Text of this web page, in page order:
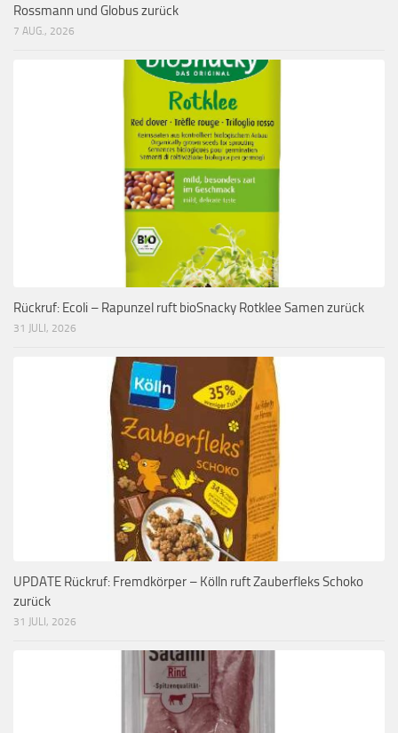
Rossmann und Globus zurück
7 AUG., 2026
Rückruf: Ecoli – Rapunzel ruft bioSnacky Rotklee Samen zurück
31 JULI, 2026
UPDATE Rückruf: Fremdkörper – Kölln ruft Zauberfleks Schoko
zurück
31 JULI, 2026